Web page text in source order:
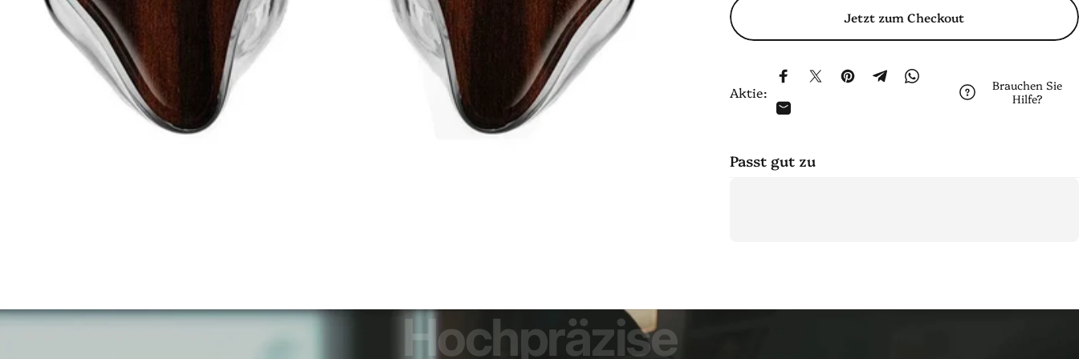
Jetzt zum Checkout
Aktie: Auf Facebook teilen
Auf X teilen
Auf Pinterest pinnen
Auf Telegram teilen
Auf WhatsApp teilen
Per E-Mail teilen
Brauchen Sie
Hilfe?
Passt gut zu
Hochpräzise